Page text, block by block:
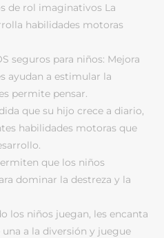
de rol imaginativos La
habilidades motoras
seguros para niños: Mejora
ayudan a estimular la
permite pensar.
que su hijo crece a diario,
habilidades motoras que
que los niños
dominar la destreza y la
los niños juegan, les encanta
a la diversión y juegue